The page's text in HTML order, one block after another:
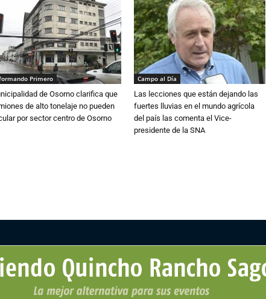
Primero
de Osorno clarifica que
de alto tonelaje no pueden
por sector centro de Osorno
Campo al Día
Las lecciones que están dejando las
fuertes lluvias en el mundo agrícola
del país las comenta el Vice-
presidente de la SNA